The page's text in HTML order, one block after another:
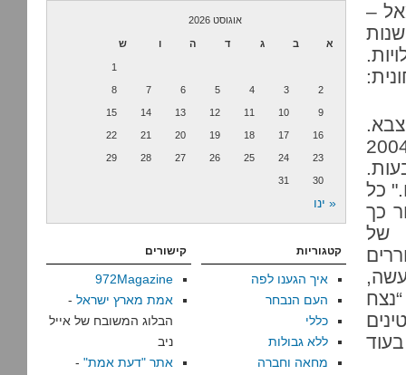
–
2004
כל
כך
של
אוגוסט 2026
א ב ג ד ה ו ש
1
2
3
4
5
6
7
8
9
10
11
12
13
14
15
16
17
18
19
20
21
22
23
24
25
26
27
28
29
30
31
« ינו
קטגוריות
איך הגענו לפה
העם הנבחר
כללי
ללא גבולות
מחאה וחברה
קישורים
972Magazine
אמת מארץ ישראל -
הבלוג המשובח של אייל
ניב
אתר "דעת אמת" -